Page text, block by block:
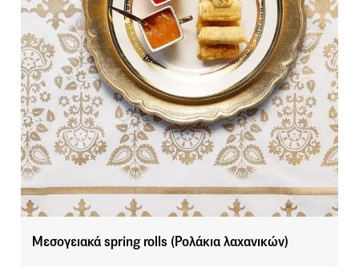
Μεσογειακά spring rolls (Ρολάκια λαχανικών)